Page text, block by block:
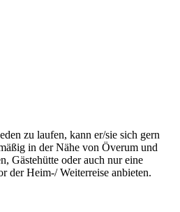
zu laufen, kann er/sie sich gern
in der Nähe von Överum und
Gästehütte oder auch nur eine
der Heim-/ Weiterreise anbieten.